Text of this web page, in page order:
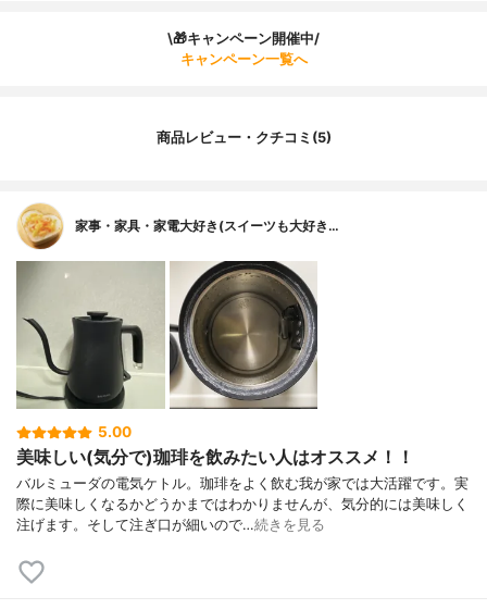
\🎁キャンペーン開催中/
キャンペーン一覧へ
商品レビュー・クチコミ(5)
家事・家具・家電大好き(スイーツも大好き…
5.00
美味しい(気分で)珈琲を飲みたい人はオススメ！！
バルミューダの電気ケトル。珈琲をよく飲む我が家では大活躍です。実
際に美味しくなるかどうかまではわかりませんが、気分的には美味しく
注げます。そして注ぎ口が細いので…続きを見る